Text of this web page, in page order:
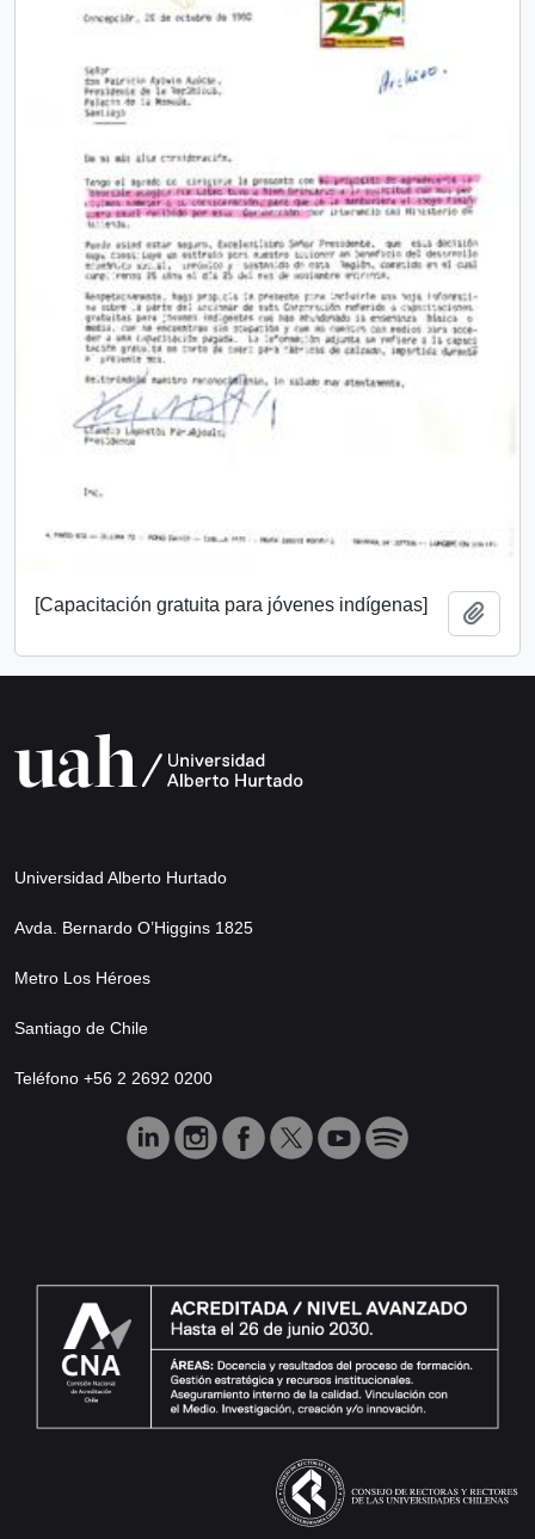
[Capacitación gratuita para jóvenes indígenas]
Universidad Alberto Hurtado
Avda. Bernardo O’Higgins 1825
Metro Los Héroes
Santiago de Chile
Teléfono +56 2 2692 0200